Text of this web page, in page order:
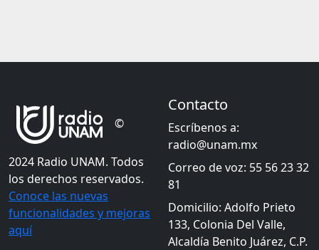
©
2024 Radio UNAM. Todos
los derechos reservados.
Conoce las nuevas
funcionalidades y mejoras
aquí
Contacto
Escríbenos a:
radio@unam.mx
Correo de voz: 55 56 23 32
81
Domicilio: Adolfo Prieto
133, Colonia Del Valle,
Alcaldía Benito Juárez, C.P.